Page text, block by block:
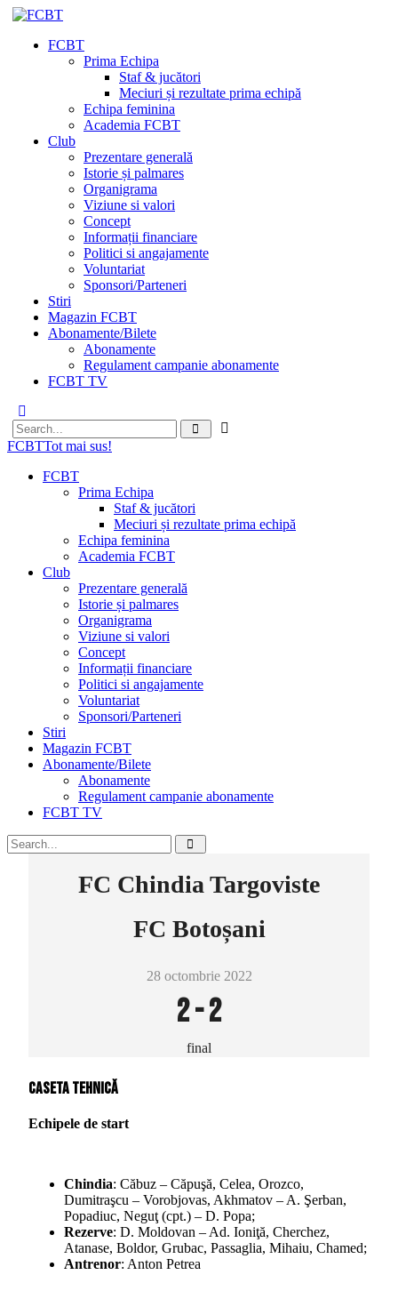
FCBT
Prima Echipa
Staf & jucători
Meciuri și rezultate prima echipă
Echipa feminina
Academia FCBT
Club
Prezentare generală
Istorie și palmares
Organigrama
Viziune si valori
Concept
Informații financiare
Politici si angajamente
Voluntariat
Sponsori/Parteneri
Stiri
Magazin FCBT
Abonamente/Bilete
Abonamente
Regulament campanie abonamente
FCBT TV
FCBTTot mai sus!
FCBT
Prima Echipa
Staf & jucători
Meciuri și rezultate prima echipă
Echipa feminina
Academia FCBT
Club
Prezentare generală
Istorie și palmares
Organigrama
Viziune si valori
Concept
Informații financiare
Politici si angajamente
Voluntariat
Sponsori/Parteneri
Stiri
Magazin FCBT
Abonamente/Bilete
Abonamente
Regulament campanie abonamente
FCBT TV
FC Chindia Targoviste
FC Botoșani
28 octombrie 2022
2-2
final
Caseta tehnică
Echipele de start
Chindia: Căbuz – Căpuşă, Celea, Orozco,
Dumitraşcu – Vorobjovas, Akhmatov – A. Şerban,
Popadiuc, Neguţ (cpt.) – D. Popa;
Rezerve: D. Moldovan – Ad. Ioniţă, Cherchez,
Atanase, Boldor, Grubac, Passaglia, Mihaiu, Chamed;
Antrenor: Anton Petrea